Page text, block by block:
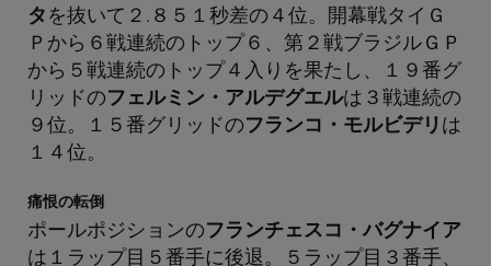
タ を抜いて２.８５１秒差の４位。開幕戦タイＧ
Ｐから６戦連続のトップ６、第２戦ブラジルＧＰ
から５戦連続のトップ４入りを果たし、１９番グ
リッドのフェルミン・アルデグエルは３戦連続の
９位。１５番グリッドのフランコ・モルビデリ は
１４位。
痛恨の転倒
ポールポジションのフランチェスコ・バグナイア
は１ラップ目５番手に後退。５ラップ目３番手、